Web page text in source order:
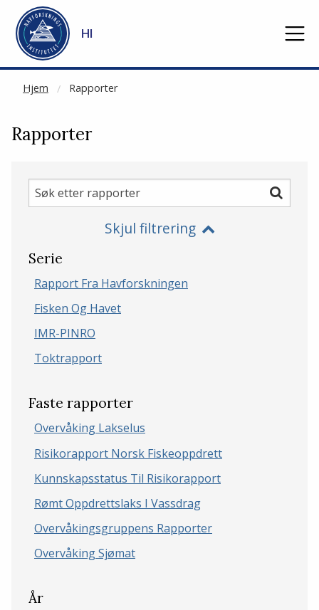
Gå til hovedinnhold
HI
Hjem Rapporter
NOT CACHED
Rapporter
Søk
etter
Søk
Skjul filtrering
Serie
Rapport Fra Havforskningen
Fisken Og Havet
IMR-PINRO
Toktrapport
Faste rapporter
Overvåking Lakselus
Risikorapport Norsk Fiskeoppdrett
Kunnskapsstatus Til Risikorapport
Rømt Oppdrettslaks I Vassdrag
Overvåkingsgruppens Rapporter
Overvåking Sjømat
År